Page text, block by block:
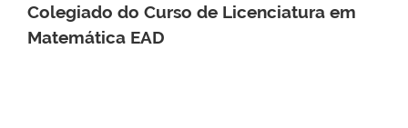
Colegiado do Curso de Licenciatura em
Matemática EAD